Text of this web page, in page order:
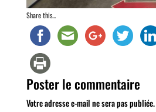
Share this...
Poster le commentaire
Votre adresse e-mail ne sera pas publiée.